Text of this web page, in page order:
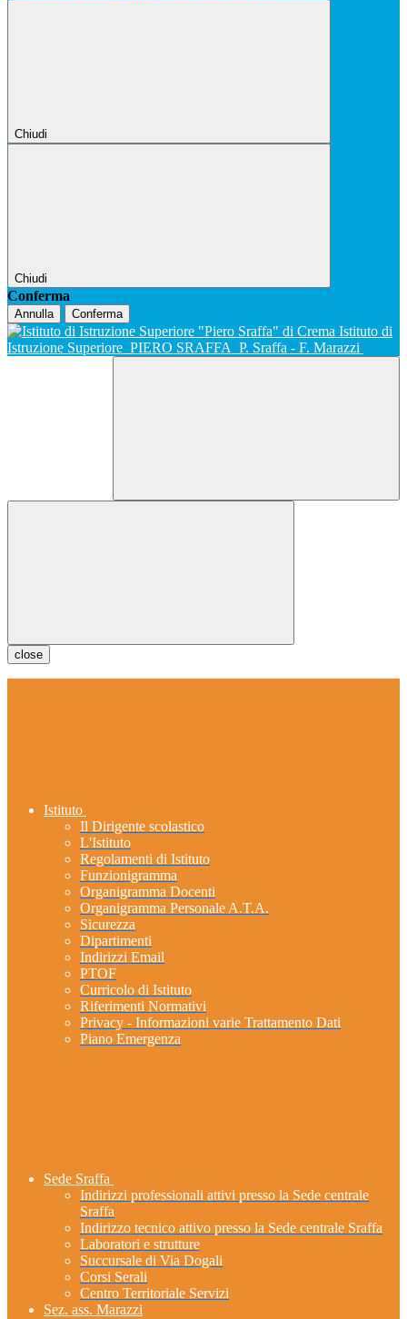
Chiudi
Chiudi
Conferma
Annulla Conferma
Istituto di
Istruzione Superiore PIERO SRAFFA P. Sraffa - F. Marazzi
close
Istituto
Il Dirigente scolastico
L'Istituto
Regolamenti di Istituto
Funzionigramma
Organigramma Docenti
Organigramma Personale A.T.A.
Sicurezza
Dipartimenti
Indirizzi Email
PTOF
Curricolo di Istituto
Riferimenti Normativi
Privacy - Informazioni varie Trattamento Dati
Piano Emergenza
Sede Sraffa
Indirizzi professionali attivi presso la Sede centrale
Sraffa
Indirizzo tecnico attivo presso la Sede centrale Sraffa
Laboratori e strutture
Succursale di Via Dogali
Corsi Serali
Centro Territoriale Servizi
Sez. ass. Marazzi